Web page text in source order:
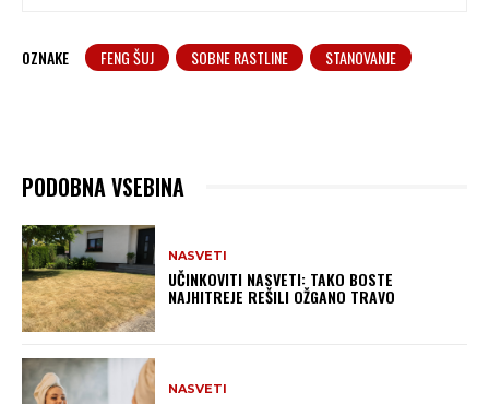
OZNAKE FENG ŠUJ SOBNE RASTLINE STANOVANJE
PODOBNA VSEBINA
NASVETI
UČINKOVITI NASVETI: TAKO BOSTE
NAJHITREJE REŠILI OŽGANO TRAVO
NASVETI